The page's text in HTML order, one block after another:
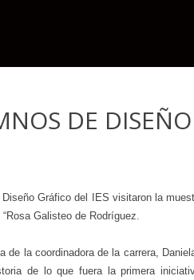
DE
Gráfico del IES visitaron la
Galisteo de Rodríguez.
de la coordinadora de la carrera,
de lo que fuera la primera